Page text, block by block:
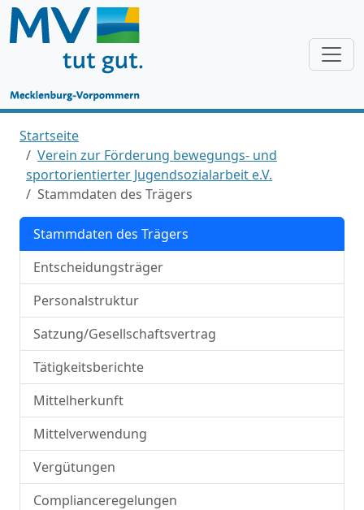
Startseite
Verein zur Förderung bewegungs- und
sportorientierter Jugendsozialarbeit e.V.
Stammdaten des Trägers
Stammdaten des Trägers
Entscheidungsträger
Personalstruktur
Satzung/Gesellschaftsvertrag
Tätigkeitsberichte
Mittelherkunft
Mittelverwendung
Vergütungen
Complianceregelungen